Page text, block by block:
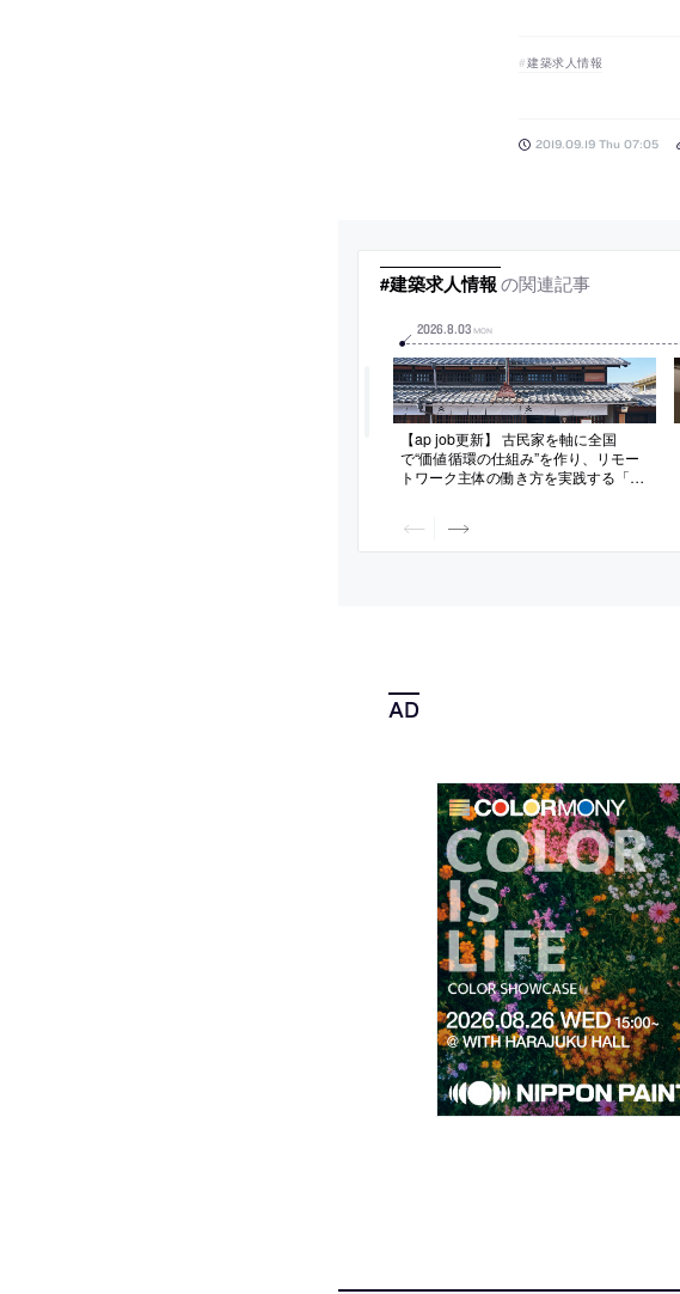
建築求人情報
2019.09.19 Thu 07:05
#建築求人情報 の関連記事
2026.8.03 MON
【ap job更新】 古民家を軸に全国
で“価値循環の仕組み”を作り、リモー
トワーク主体の働き方を実践する「株